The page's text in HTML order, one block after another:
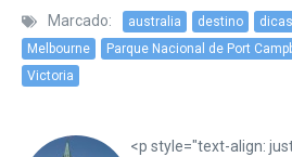
Marcado: australia destino dicas
Melbourne
Parque Nacional de Port
Victoria
<p style="text-align: